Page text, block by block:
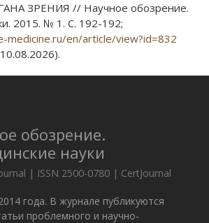
ЗРЕНИЯ // Научное обозрение.
2015. № 1. С. 192-192;
medicine.ru/en/article/view?id=832
обозрение.
науки
| ISSN 2500-0780 | CertJournal
года. В журнале публикуются
проблемного и научно-